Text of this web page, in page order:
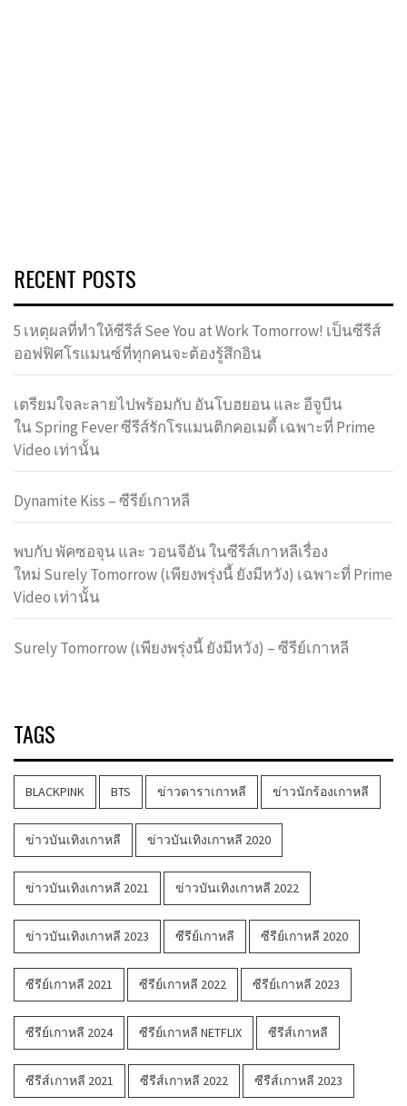
RECENT POSTS
5 เหตุผลที่ทำให้ซีรีส์ See You at Work Tomorrow! เป็นซีรีส์
ออฟฟิศโรแมนซ์ที่ทุกคนจะต้องรู้สึกอิน
เตรียมใจละลายไปพร้อมกับ อันโบฮยอน และ อีจูบีน
ใน Spring Fever ซีรีส์รักโรแมนติกคอเมดี้ เฉพาะที่ Prime
Video เท่านั้น
Dynamite Kiss – ซีรีย์เกาหลี
พบกับ พัคซอจุน และ วอนจีอัน ในซีรีส์เกาหลีเรื่อง
ใหม่ Surely Tomorrow (เพียงพรุ่งนี้ ยังมีหวัง) เฉพาะที่ Prime
Video เท่านั้น
Surely Tomorrow (เพียงพรุ่งนี้ ยังมีหวัง) – ซีรีย์เกาหลี
TAGS
BLACKPINK BTS ข่าวดาราเกาหลี ข่าวนักร้องเกาหลี
ข่าวบันเทิงเกาหลี ข่าวบันเทิงเกาหลี 2020
ข่าวบันเทิงเกาหลี 2021 ข่าวบันเทิงเกาหลี 2022
ข่าวบันเทิงเกาหลี 2023 ซีรีย์เกาหลี ซีรีย์เกาหลี 2020
ซีรีย์เกาหลี 2021 ซีรีย์เกาหลี 2022 ซีรีย์เกาหลี 2023
ซีรีย์เกาหลี 2024 ซีรีย์เกาหลี NETFLIX ซีรีส์เกาหลี
ซีรีส์เกาหลี 2021 ซีรีส์เกาหลี 2022 ซีรีส์เกาหลี 2023